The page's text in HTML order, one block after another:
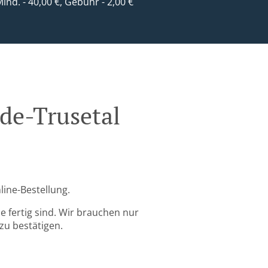
Trusetal
Bestellung.
fertig sind. Wir brauchen nur
bestätigen.